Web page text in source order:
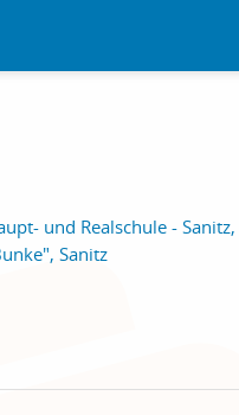
und Realschule - Sanitz,
Sanitz